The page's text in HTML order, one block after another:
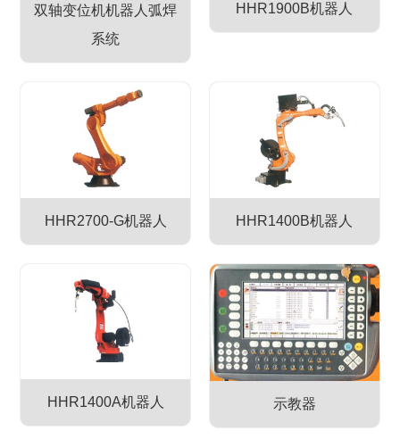
双轴变位机机器人弧焊
系统
HHR1900B机器人
HHR2700-G机器人 HHR1400B机器人
HHR1400A机器人 示教器